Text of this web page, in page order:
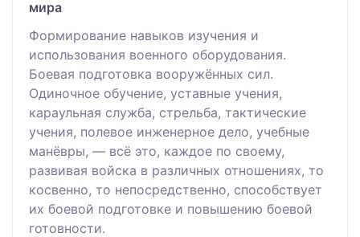
мира
Формирование навыков изучения и
использования военного оборудования.
Боевая подготовка вооружённых сил.
Одиночное обучение, уставные учения,
караульная служба, стрельба, тактические
учения, полевое инженерное дело, учебные
манёвры, — всё это, каждое по своему,
развивая войска в различных отношениях, то
косвенно, то непосредственно, способствует
их боевой подготовке и повышению боевой
готовности.